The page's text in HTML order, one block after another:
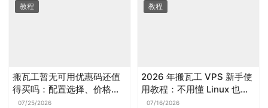
教程
搬瓦工暂无可用优惠码还值
得买吗：配置选择、价格影
响和使用建议
07/25/2026
教程
2026 年搬瓦工 VPS 新手使
用教程：不用懂 Linux 也能
用 AI 助手管理服务器
07/16/2026